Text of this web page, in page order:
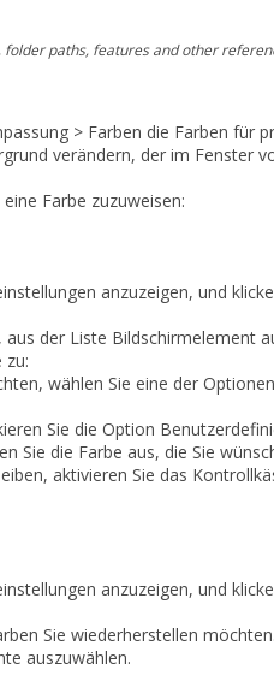
folder paths, features and other
> Farben die Farben für
verändern, der im Fenster
Farbe zuzuweisen:
anzuzeigen, und
aus der Liste Bildschirmelement
zu:
wählen Sie eine der
Sie die Option
Sie die Farbe aus, die Sie
aktivieren Sie das
anzuzeigen, und
Sie wiederherstellen
auszuwählen.